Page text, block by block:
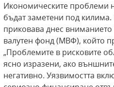
Икономическите проблеми
бъдат заметени под
приковава днес
валутен фонд (МВФ), който
„Проблемите в рисковите
ясно изразени, ако
негативно. Уязвимостта